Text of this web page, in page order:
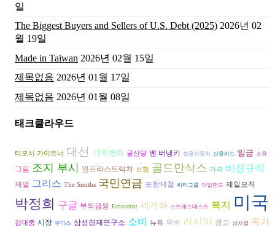
일
The Biggest Buyers and Sellers of U.S. Debt (2025) 2026년 02
월 19일
Made in Taiwan 2026년 02월 15일
제목없음 2026년 01월 17일
제목없음 2026년 01월 08일
태크클라우드
티모시 가이트너 대선 기후변화 공산당 벤 버냉키 쌍용자동차 신용카드 임금 소유
그림 조지 부시 인프라스트럭처 보험 골드만삭스 가격 비정규직
재벌 그리스 The Smiths 국민연금 포항제철 씨티그룹 아일랜드 제일모직
박정희 구글 부외금융 Economist 세계화 스트레스테스트 복지 미국
김대중 시장 무디스 삼성경제연구소 소비 뉴욕 우버 러시아 광고 성차별 유가